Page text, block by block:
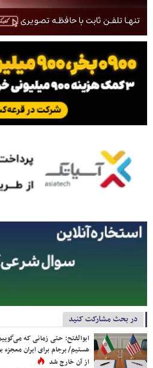
در بحث مشارکت کنید
ابوالفتح: حتی زمانی که
هستیم/ برجام برای ایران معجزه
از آن خارج شد